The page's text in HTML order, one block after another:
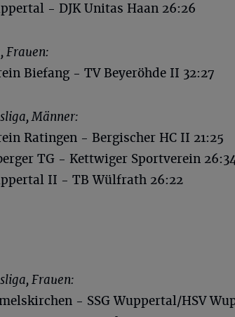
- DJK Unitas Haan 26:26
Frauen:
Biefang - TV Beyeröhde II 32:27
Männer:
Ratingen - Bergischer HC II 21:25
TG - Kettwiger Sportverein
II - TB Wülfrath 26:22
Frauen:
- SSG Wuppertal/HSV